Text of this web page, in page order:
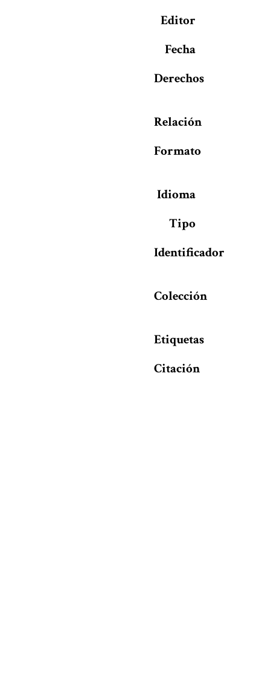
Editor
Fecha
Derechos
Relación
Formato
Idioma
Tipo
Identificador
Colección
Etiquetas
Citación